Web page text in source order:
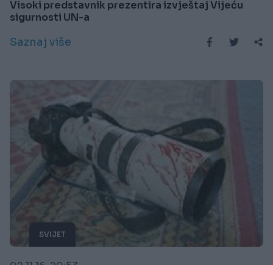
Visoki predstavnik prezentira izvještaj Vijeću
sigurnosti UN-a
Saznaj više
SVIJET